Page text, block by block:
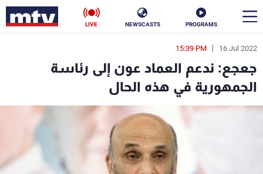
PROGRAMS
NEWSCASTS
LIVE
16 Jul 2022
15:39 PM
جعجع: ندعم العماد عون إلى رئاسة
الجمهورية في هذه الحال
en
الأخبار
سياسة ناس
فن
رياضة